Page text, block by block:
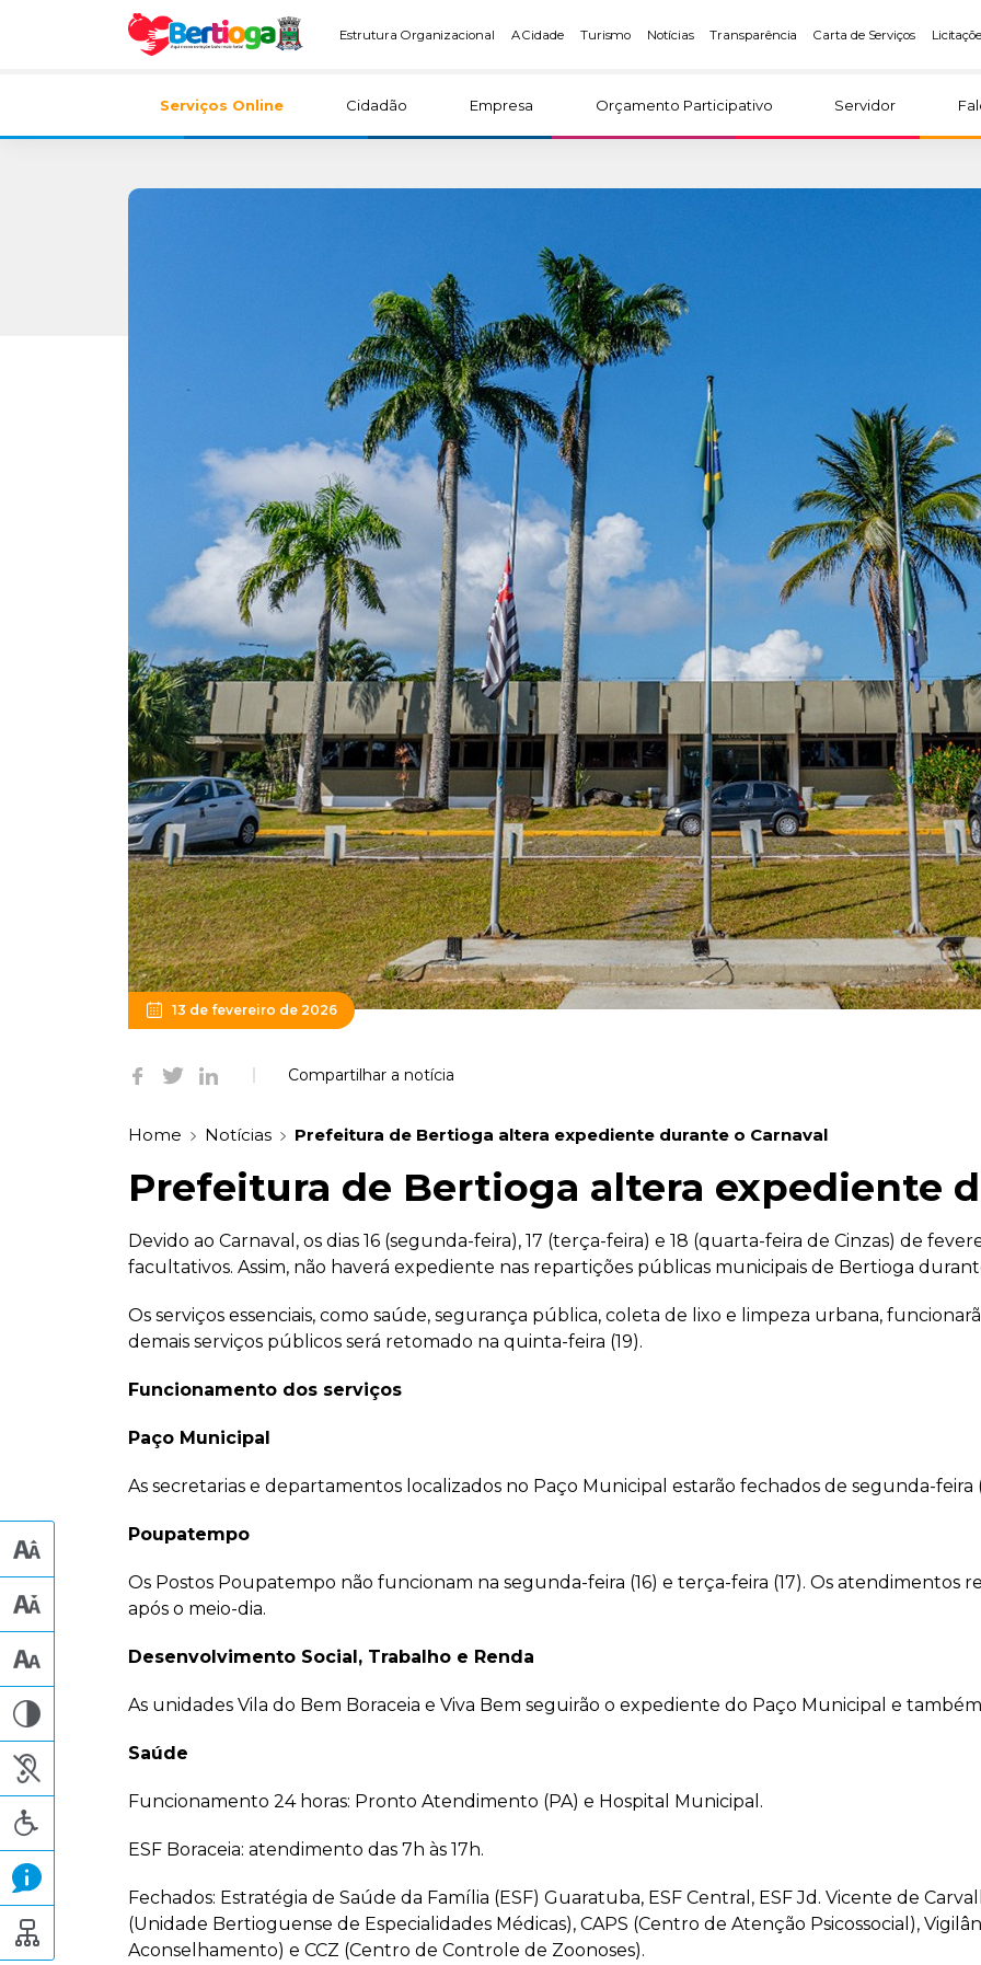
Estrutura Organizacional A Cidade Turismo Notícias Transparência Carta de Serviços
Serviços Online Cidadão Empresa Orçamento Participativo Servidor
13 de fevereiro de 2026
Compartilhar a notícia
Home Notícias Prefeitura de Bertioga altera expediente durante o Carnaval
Prefeitura de Bertioga altera expediente
Devido ao Carnaval, os dias 16 (segunda-feira), 17 (terça-feira) e 18 (quarta-feira de Cinzas) de
facultativos. Assim, não haverá expediente nas repartições públicas municipais de Bertioga
Os serviços essenciais, como saúde, segurança pública, coleta de lixo e limpeza urbana,
demais serviços públicos será retomado na quinta-feira (19).
Funcionamento dos serviços
Paço Municipal
As secretarias e departamentos localizados no Paço Municipal estarão fechados de segunda-feira
Poupatempo
Os Postos Poupatempo não funcionam na segunda-feira (16) e terça-feira (17). Os atendimentos
após o meio-dia.
Desenvolvimento Social, Trabalho e Renda
As unidades Vila do Bem Boraceia e Viva Bem seguirão o expediente do Paço Municipal e
Saúde
Funcionamento 24 horas: Pronto Atendimento (PA) e Hospital Municipal.
ESF Boraceia: atendimento das 7h às 17h.
Fechados: Estratégia de Saúde da Família (ESF) Guaratuba, ESF Central, ESF Jd. Vicente de
(Unidade Bertioguense de Especialidades Médicas), CAPS (Centro de Atenção Psicossocial),
Aconselhamento) e CCZ (Centro de Controle de Zoonoses).